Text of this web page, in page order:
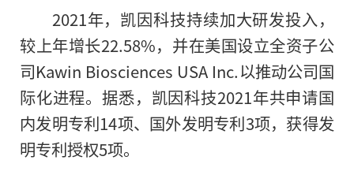
2021年， 凯因科技持续加大研发投入，
较上年增长22.58%，并在美国设立全资子公
司Kawin Biosciences USA Inc.以推动公司国
际化进程。据悉，凯因科技2021年共申请国
内发明专利14项、国外发明专利3项，获得发
明专利授权5项。